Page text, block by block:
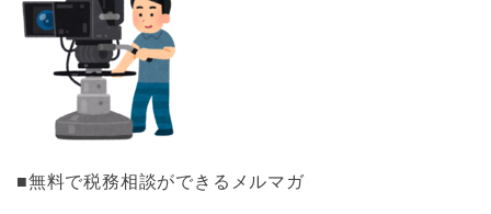
■無料で税務相談ができるメルマガ